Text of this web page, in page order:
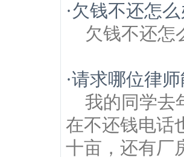
·欠钱不还怎
欠钱不还怎
·请求哪位律
我的同学去
在不还钱电话
十亩，还有厂